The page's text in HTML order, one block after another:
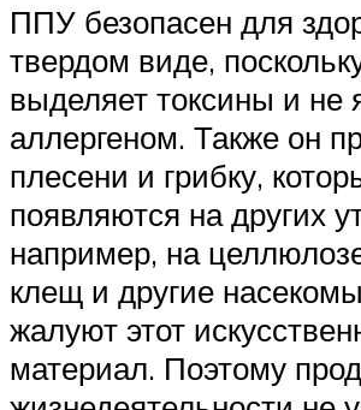
ППУ безопасен для
твердом виде,
выделяет токсины и не
аллергеном. Также он
плесени и грибку,
появляются на других
например, на
клещ и другие
жалуют этот
материал. Поэтому